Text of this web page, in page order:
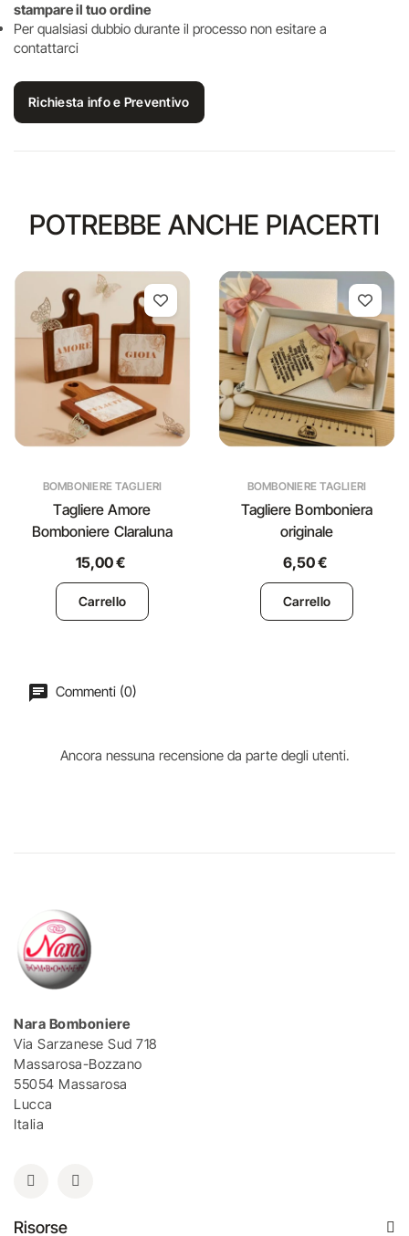
stampare il tuo ordine
Per qualsiasi dubbio durante il processo non esitare a
contattarci
Richiesta info e Preventivo
POTREBBE ANCHE PIACERTI
BOMBONIERE TAGLIERI
Tagliere Amore
Bomboniere Claraluna
15,00 €
Carrello
BOMBONIERE TAGLIERI
Tagliere Bomboniera
originale
6,50 €
Carrello
Commenti (0)
Ancora nessuna recensione da parte degli utenti.
Nara Bomboniere
Via Sarzanese Sud 718
Massarosa-Bozzano
55054 Massarosa
Lucca
Italia
Risorse